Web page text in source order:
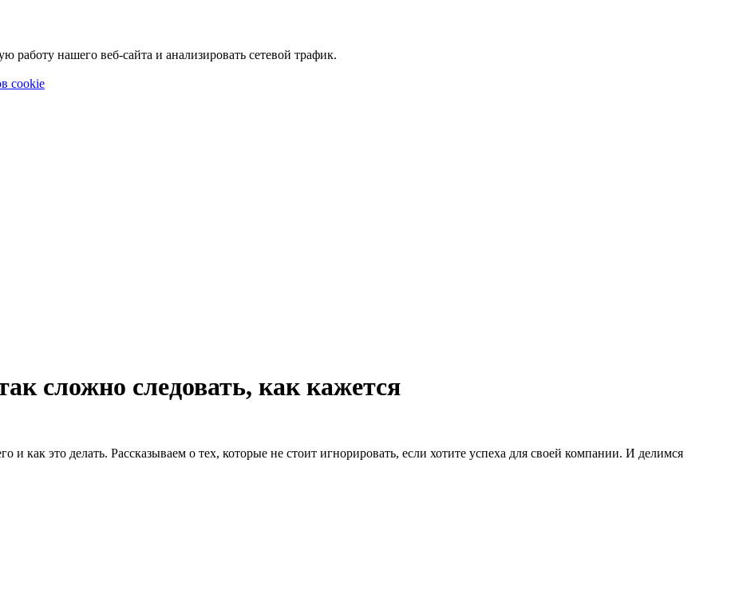
нашего веб-сайта и анализировать сетевой трафик.
cookie
сложно следовать, как кажется
и как это делать. Рассказываем о тех, которые не стоит игнорировать, если хотите успеха для своей компании. И делимся